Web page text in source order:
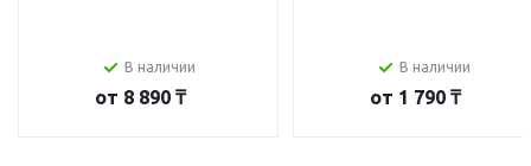
В наличии
от 8 890 ₸
В наличии
от 1 790 ₸